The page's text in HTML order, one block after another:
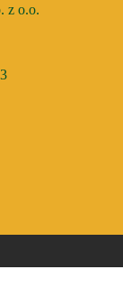
z o.o.